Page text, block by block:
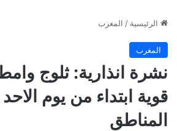
الرئيسية / المغرب
المغرب
نشرة انذارية: ثلوج
قوية ابتداء من يوم
المناطق